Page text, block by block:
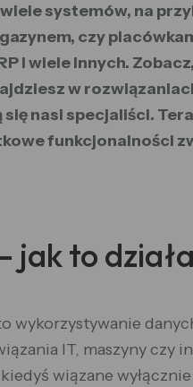
systemów, na
czy
i wiele innych.
w
nasi specjaliści.
funkcjonalności
jak to
wykorzystywanie
IT, maszyny czy
wiązane wyłącznie